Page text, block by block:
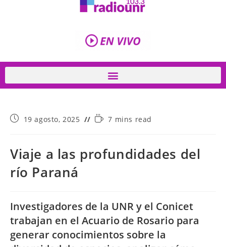
19 agosto, 2025 7 mins read
Viaje a las profundidades del
río Paraná
Investigadores de la UNR y el Conicet
trabajan en el Acuario de Rosario para
generar conocimientos sobre la